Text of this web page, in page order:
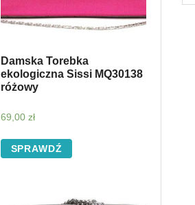
Damska Torebka
ekologiczna Sissi MQ30138
różowy
69,00zł
SPRAWDŹ